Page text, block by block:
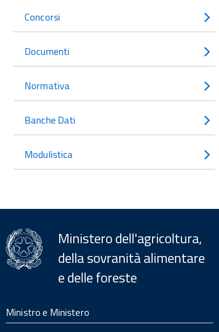
Concorsi
Documenti
Normativa
Banche Dati
Modulistica
Ministero dell'agricoltura,
della sovranità alimentare
e delle foreste
Footer
Ministro e Ministero